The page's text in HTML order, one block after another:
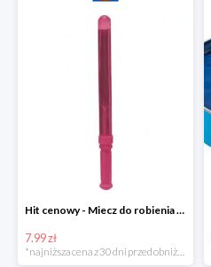
Hit cenowy - Miecz do robienia baniek mydlanych
7.99 zł